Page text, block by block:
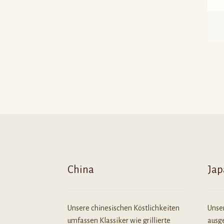
China
Unsere chinesischen Köstlichkeiten
umfassen Klassiker wie grillierte